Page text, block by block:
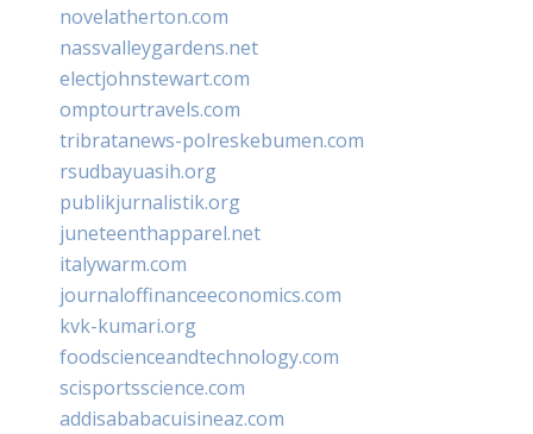
novelatherton.com
nassvalleygardens.net
electjohnstewart.com
omptourtravels.com
tribratanews-polreskebumen.com
rsudbayuasih.org
publikjurnalistik.org
juneteenthapparel.net
italywarm.com
journaloffinanceeconomics.com
kvk-kumari.org
foodscienceandtechnology.com
scisportsscience.com
addisababacuisineaz.com